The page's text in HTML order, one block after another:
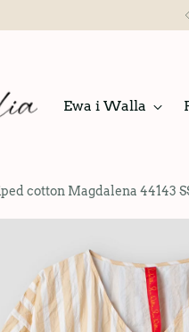
Ewa i Walla
cotton Magdalena 44143